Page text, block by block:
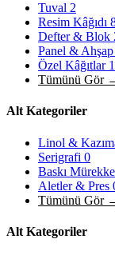
Tuval 2
Resim Kâğıdı
Defter & Blok
Panel & Ahşap
Özel Kâğıtlar
Tümünü Gör
Alt Kategoriler
Linol &
Serigrafi 0
Baskı
Aletler & Pres
Tümünü Gör
Alt Kategoriler